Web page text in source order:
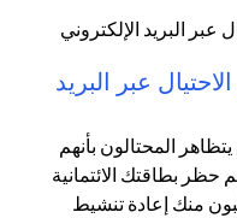
عبر البريد
المحتالون بأنهم
بطاقتك الائتمانية
منك إعادة تنشيط